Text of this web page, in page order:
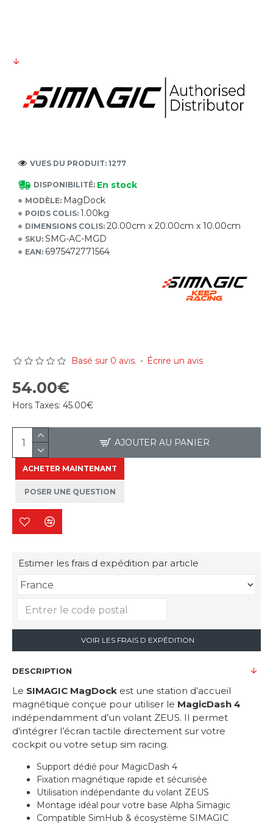
DISPONIBILITÉ: En stock
MODÈLE: MagDock
POIDS COLIS: 1.00kg
DIMENSIONS COLIS: 20.00cm x 20.00cm x 10.00cm
SKU: SMG-AC-MGD
EAN: 6975472771564
VUES DU PRODUIT: 1277
Basé sur 0 avis. - Écrire un avis
54.00€
Hors Taxes: 45.00€
AJOUTER AU PANIER
ACHETER MAINTENANT
POSER UNE QUESTION
Estimer les frais d expédition par article
VOIR LES FRAIS D EXPÉDITION
DESCRIPTION
Le SIMAGIC MagDock est une station d’accueil
magnétique conçue pour utiliser le MagicDash 4
indépendamment d’un volant ZEUS. Il permet
d’intégrer l’écran tactile directement sur votre
cockpit ou votre setup sim racing.
Support dédié pour MagicDash 4
Fixation magnétique rapide et sécurisée
Utilisation indépendante du volant ZEUS
Montage idéal pour votre base Alpha Simagic
Compatible SimHub & écosystème SIMAGIC